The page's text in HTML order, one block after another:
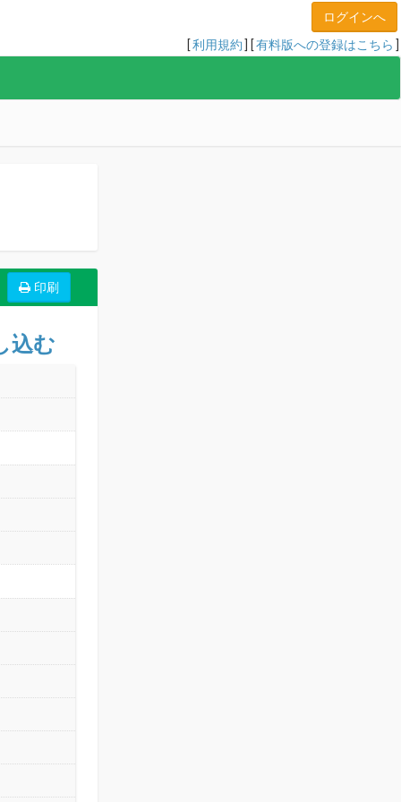
[利用規約 ] [有料版への登録はこちら
込む